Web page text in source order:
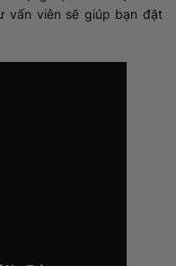
vấn viên sẽ giúp bạn đặt